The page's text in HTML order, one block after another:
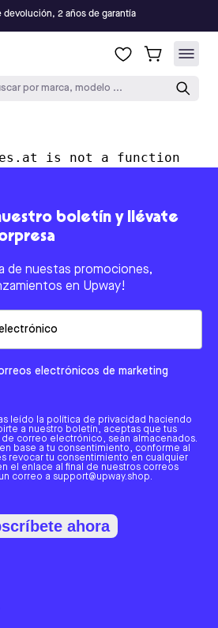
devolución, 2 años de garantía
por marca, modelo ...
is not a function
boletín y llévate
de nuestas promociones,
en Upway!
electrónicos de marketing
leído la política de privacidad haciendo
a nuestro boletín, aceptas que tus
correo electrónico, sean almacenados.
base a tu consentimiento, conforme al
revocar tu consentimiento en cualquier
el enlace al final de nuestros correos
correo a support@upway.shop.
ahora